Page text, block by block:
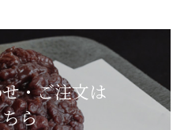
・ご注文は
ら